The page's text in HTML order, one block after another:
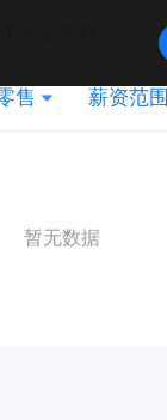
售 薪资范围
暂无数据